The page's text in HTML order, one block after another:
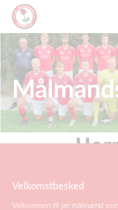
Velkomstbesked
Velkommen til jer målmænd